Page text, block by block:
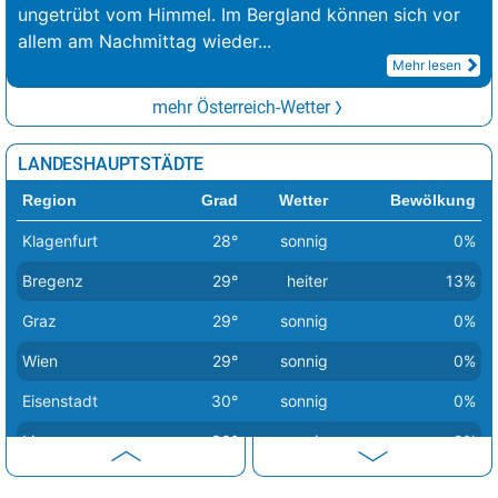
ungetrübt vom Himmel. Im Bergland können sich vor
allem am Nachmittag wieder...
Mehr lesen
mehr Österreich-Wetter
LANDESHAUPTSTÄDTE
Region Grad Wetter Bewölkung
Klagenfurt 28° sonnig 0%
Bregenz 29° heiter 13%
Graz 29° sonnig 0%
Wien 29° sonnig 0%
Eisenstadt 30° sonnig 0%
Linz 30° sonnig 0%
Salzburg 30° sonnig 0%